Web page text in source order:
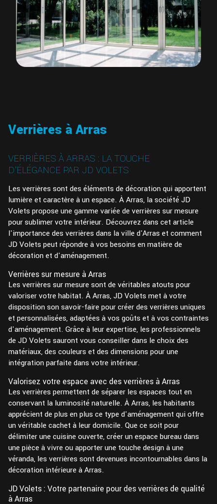
Verrières à Arras
VERRIÈRES À ARRAS : LA TOUCHE
D'ÉLÉGANCE PAR JD VOLETS
Les verrières sont des éléments de décoration qui apportent
lumière et caractère à un espace. À Arras, la société JD
Volets propose une gamme variée de verrières sur mesure
pour sublimer votre intérieur. Découvrez dans cet article
l'importance des verrières dans la ville d'Arras et comment
JD Volets peut répondre à vos besoins en matière de
décoration et d'aménagement.
Verrières sur mesure à Arras
Les verrières sur mesure sont de véritables atouts pour
valoriser votre habitat. À Arras, JD Volets met à votre
disposition son savoir-faire pour créer des verrières uniques
et personnalisées, adaptées à vos goûts et à vos contraintes
d'aménagement. Grâce à leur expertise, les professionnels
de JD Volets sauront vous conseiller dans le choix des
matériaux, des couleurs et des dimensions pour une
intégration parfaite dans votre intérieur.
Valorisez votre espace avec des verrières à Arras
Les verrières permettent de séparer les espaces tout en
conservant la luminosité naturelle. À Arras, les habitants
apprécient de plus en plus ce type d'aménagement qui offre
un véritable cachet à leur domicile. Que ce soit pour
délimiter une cuisine ouverte, créer un espace bureau dans
une pièce à vivre ou apporter une touche design à une
véranda, les verrières sont devenues incontournables dans la
décoration intérieure à Arras.
JD Volets : Votre partenaire pour des verrières de qualité
à Arras